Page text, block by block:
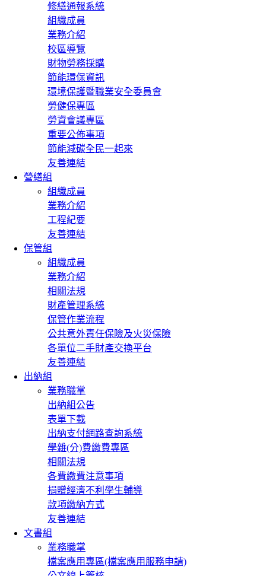
修繕通報系統
組織成員
業務介紹
校區導覽
財物勞務採購
節能環保資訊
環境保護暨職業安全委員會
勞健保專區
勞資會議專區
重要公佈事項
節能減碳全民一起來
友善連結
營繕組
組織成員
業務介紹
工程紀要
友善連結
保管組
組織成員
業務介紹
相關法規
財產管理系統
保管作業流程
公共意外責任保險及火災保險
各單位二手財產交換平台
友善連結
出納組
業務職掌
出納組公告
表單下載
出納支付網路查詢系統
學雜(分)費繳費專區
相關法規
各費繳費注意事項
捐贈經濟不利學生輔導
款項繳納方式
友善連結
文書組
業務職掌
檔案應用專區(檔案應用服務申請)